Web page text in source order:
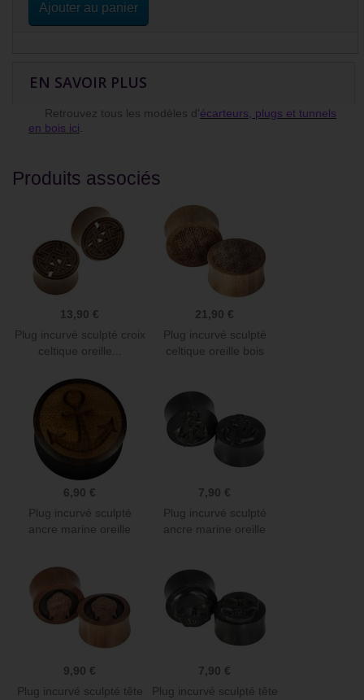
Ajouter au panier
EN SAVOIR PLUS
Retrouvez tous les modèles d'écarteurs, plugs et tunnels
en bois ici
Produits associés
13,90 €
Plug incurvé sculpté croix
celtique oreille...
21,90 €
Plug incurvé sculpté
celtique oreille bois
6,90 €
Plug incurvé sculpté
ancre marine oreille
7,90 €
Plug incurvé sculpté
ancre marine oreille
9,90 €
Plug incurvé sculpté tête
7,90 €
Plug incurvé sculpté tête